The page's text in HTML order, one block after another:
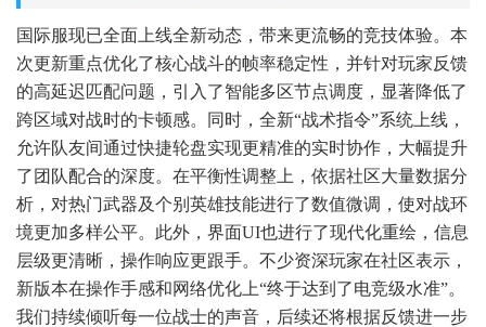
国际服现已全面上线全新动态，带来更流畅的竞技体验。本
次更新重点优化了核心战斗的帧率稳定性，并针对玩家反馈
的高延迟匹配问题，引入了智能多区节点调度，显著降低了
跨区域对战时的卡顿感。同时，全新“战术指令”系统上线，
允许队友间通过快捷轮盘实现更精准的实时协作，大幅提升
了团队配合的深度。在平衡性调整上，依据社区大量数据分
析，对热门武器及个别英雄技能进行了数值微调，使对战环
境更加多样公平。此外，界面UI也进行了现代化重绘，信息
层级更清晰，操作响应更跟手。不少资深玩家在社区表示，
新版本在操作手感和网络优化上“终于达到了电竞级水准”。
我们持续倾听每一位战士的声音，后续还将根据反馈进一步